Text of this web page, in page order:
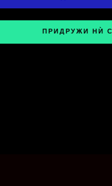
ПРИДРУЖИ НЍ